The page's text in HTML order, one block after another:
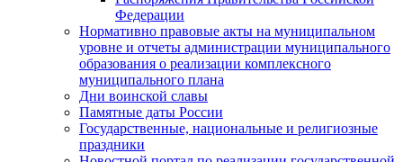
Федерации
Нормативно правовые акты на муниципальном
уровне и отчеты администрации муниципального
образования о реализации комплексного
муниципального плана
Дни воинской славы
Памятные даты России
Государственные, национальные и религиозные
праздники